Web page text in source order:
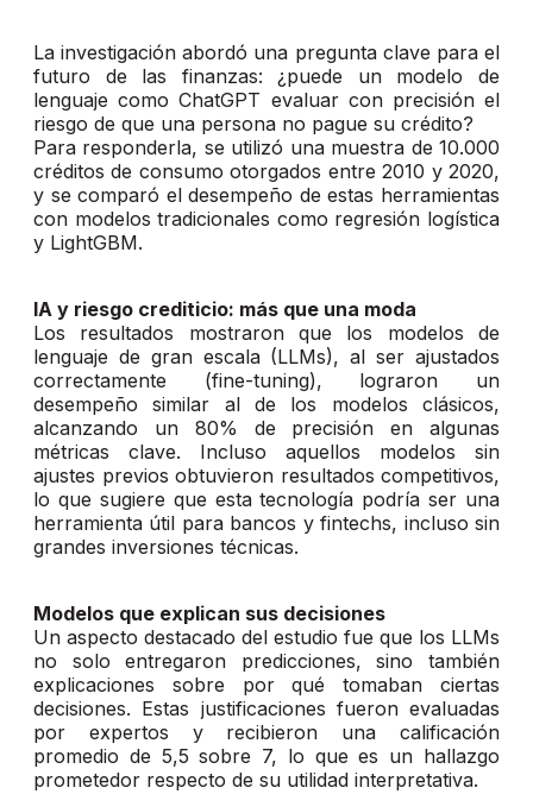
La investigación abordó una pregunta clave para el
futuro de las finanzas: ¿puede un modelo de
lenguaje como ChatGPT evaluar con precisión el
riesgo de que una persona no pague su crédito?
Para responderla, se utilizó una muestra de 10.000
créditos de consumo otorgados entre 2010 y 2020,
y se comparó el desempeño de estas herramientas
con modelos tradicionales como regresión logística
y LightGBM.
IA y riesgo crediticio: más que una moda
Los resultados mostraron que los modelos de
lenguaje de gran escala (LLMs), al ser ajustados
correctamente (fine-tuning), lograron un
desempeño similar al de los modelos clásicos,
alcanzando un 80% de precisión en algunas
métricas clave. Incluso aquellos modelos sin
ajustes previos obtuvieron resultados competitivos,
lo que sugiere que esta tecnología podría ser una
herramienta útil para bancos y fintechs, incluso sin
grandes inversiones técnicas.
Modelos que explican sus decisiones
Un aspecto destacado del estudio fue que los LLMs
no solo entregaron predicciones, sino también
explicaciones sobre por qué tomaban ciertas
decisiones. Estas justificaciones fueron evaluadas
por expertos y recibieron una calificación
promedio de 5,5 sobre 7, lo que es un hallazgo
prometedor respecto de su utilidad interpretativa.